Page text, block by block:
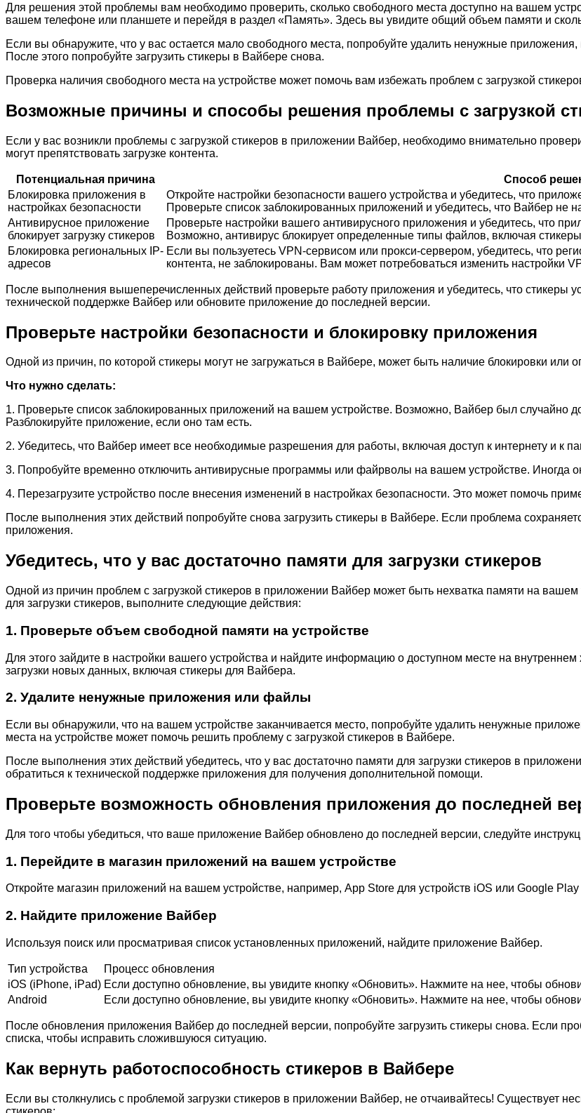
Для решения этой проблемы вам необходимо проверить, сколько свободного места доступно на вашем
вашем телефоне или планшете и перейдя в раздел «Память». Здесь вы увидите общий объем памяти и
Если вы обнаружите, что у вас остается мало свободного места, попробуйте удалить ненужные
После этого попробуйте загрузить стикеры в Вайбере снова.
Проверка наличия свободного места на устройстве может помочь вам избежать проблем с загрузкой
Возможные причины и способы решения проблемы с загрузкой
Если у вас возникли проблемы с загрузкой стикеров в приложении Вайбер, необходимо внимательно
могут препятствовать загрузке контента.
Потенциальная причина
Способ
Блокировка приложения в
настройках безопасности
Откройте настройки безопасности вашего устройства и убедитесь, что
Проверьте список заблокированных приложений и убедитесь, что Вайбер не
Антивирусное приложение
блокирует загрузку стикеров
Проверьте настройки вашего антивирусного приложения и убедитесь, что
Возможно, антивирус блокирует определенные типы файлов, включая
Блокировка региональных IP-
адресов
Если вы пользуетесь VPN-сервисом или прокси-сервером, убедитесь, что
контента, не заблокированы. Вам может потребоваться изменить настройки
После выполнения вышеперечисленных действий проверьте работу приложения и убедитесь, что стикеры
технической поддержке Вайбер или обновите приложение до последней версии.
Проверьте настройки безопасности и блокировку приложения
Одной из причин, по которой стикеры могут не загружаться в Вайбере, может быть наличие блокировки или
Что нужно сделать:
1. Проверьте список заблокированных приложений на вашем устройстве. Возможно, Вайбер был случайно
Разблокируйте приложение, если оно там есть.
2. Убедитесь, что Вайбер имеет все необходимые разрешения для работы, включая доступ к интернету и к
3. Попробуйте временно отключить антивирусные программы или файрволы на вашем устройстве. Иногда
4. Перезагрузите устройство после внесения изменений в настройках безопасности. Это может помочь
После выполнения этих действий попробуйте снова загрузить стикеры в Вайбере. Если проблема
приложения.
Убедитесь, что у вас достаточно памяти для загрузки стикеров
Одной из причин проблем с загрузкой стикеров в приложении Вайбер может быть нехватка памяти на вашем
для загрузки стикеров, выполните следующие действия:
1. Проверьте объем свободной памяти на устройстве
Для этого зайдите в настройки вашего устройства и найдите информацию о доступном месте на
загрузки новых данных, включая стикеры для Вайбера.
2. Удалите ненужные приложения или файлы
Если вы обнаружили, что на вашем устройстве заканчивается место, попробуйте удалить ненужные
места на устройстве может помочь решить проблему с загрузкой стикеров в Вайбере.
После выполнения этих действий убедитесь, что у вас достаточно памяти для загрузки стикеров в
обратиться к технической поддержке приложения для получения дополнительной помощи.
Проверьте возможность обновления приложения до последней
Для того чтобы убедиться, что ваше приложение Вайбер обновлено до последней версии, следуйте
1. Перейдите в магазин приложений на вашем устройстве
Откройте магазин приложений на вашем устройстве, например, App Store для устройств iOS или Google
2. Найдите приложение Вайбер
Используя поиск или просматривая список установленных приложений, найдите приложение Вайбер.
Тип устройства
Процесс обновления
iOS (iPhone, iPad) Если доступно обновление, вы увидите кнопку «Обновить». Нажмите на нее, чтобы
Android
Если доступно обновление, вы увидите кнопку «Обновить». Нажмите на нее, чтобы
После обновления приложения Вайбер до последней версии, попробуйте загрузить стикеры снова. Если
списка, чтобы исправить сложившуюся ситуацию.
Как вернуть работоспособность стикеров в Вайбере
Если вы столкнулись с проблемой загрузки стикеров в приложении Вайбер, не отчаивайтесь! Существует